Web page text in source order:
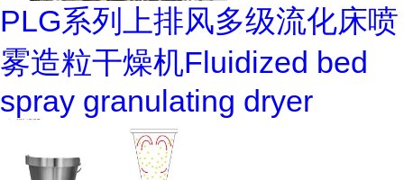
PLG系列上排风多级流化床喷
雾造粒干燥机Fluidized bed
spray granulating dryer